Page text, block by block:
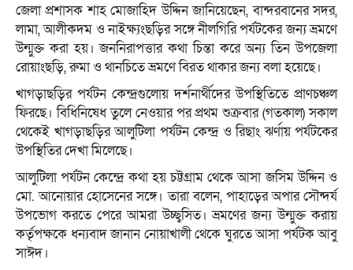
জেলা প্রশাসক শাহ মোজাহিদ উদ্দিন জানিয়েছেন, বান্দরবানের সদর,
লামা, আলীকদম ও নাইক্ষ্যংছড়ির সঙ্গে নীলগিরি পর্যটকের জন্য ভ্রমণে
উন্মুক্ত করা হয়। জননিরাপত্তার কথা চিন্তা করে অন্য তিন উপজেলা
রোয়াংছড়ি, রুমা ও থানচিতে ভ্রমণে বিরত থাকার জন্য বলা হয়েছে।
খাগড়াছড়ির পর্যটন কেন্দ্রগুলোয় দর্শনার্থীদের উপস্থিতিতে প্রাণচঞ্চল
ফিরছে। বিধিনিষেধ তুলে নেওয়ার পর প্রথম শুক্রবার (গতকাল) সকাল
থেকেই খাগড়াছড়ির আলুটিলা পর্যটন কেন্দ্র ও রিছাং ঝর্ণায় পর্যটকের
উপস্থিতির দেখা মিলেছে।
আলুটিলা পর্যটন কেন্দ্রে কথা হয় চট্টগ্রাম থেকে আসা জসিম উদ্দিন ও
মো. আনোয়ার হোসেনের সঙ্গে। তারা বলেন, পাহাড়ের অপার সৌন্দর্য
উপভোগ করতে পেরে আমরা উচ্ছ্বসিত। ভ্রমণের জন্য উন্মুক্ত করায়
কর্তৃপক্ষকে ধন্যবাদ জানান নোয়াখালী থেকে ঘুরতে আসা পর্যটক আবু
সাঈদ।